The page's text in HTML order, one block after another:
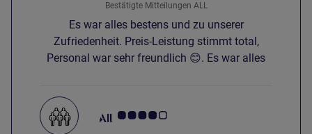
Bestätigte Mitteilungen ALL
Es war alles bestens und zu unserer
Zufriedenheit. Preis-Leistung stimmt total,
Personal war sehr freundlich 😊. Es war alles
wir nicht den Viertel-Finale-Match der WM
Schweiz-Argentinien im TV sehen (kein Sender
Note Kundenmeinungen 4.0/5